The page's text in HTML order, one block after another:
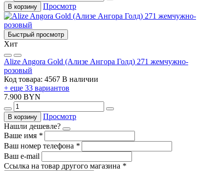
В корзину Просмотр
Быстрый просмотр
Хит
Alize Angora Gold (Ализе Ангора Голд) 271 жемчужно-
розовый
Код товара: 4567 В наличии
+ еще 33 вариантов
7.900 BYN
В корзину
Просмотр
Нашли дешевле?
Ваше имя *
Ваш номер телефона *
Ваш e-mail
Ссылка на товар другого магазина *